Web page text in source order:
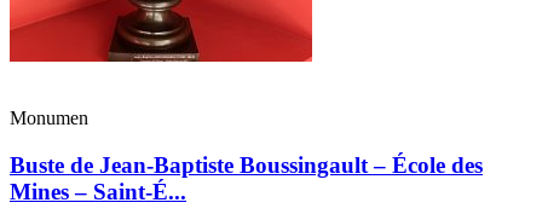
Monumen
Buste de Jean-Baptiste Boussingault – École des
Mines – Saint-É...